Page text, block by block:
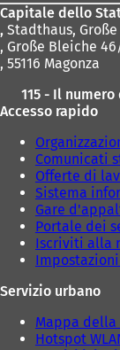
Capitale dello
, Stadthaus,
, Große Bleiche
, 55116 Magonza
115 - Il
Accesso rapido
Comunicati
Offerte di
Sistema
Gare
Portale dei
Iscriviti alla
Servizio urbano
Mappa
Hotspot